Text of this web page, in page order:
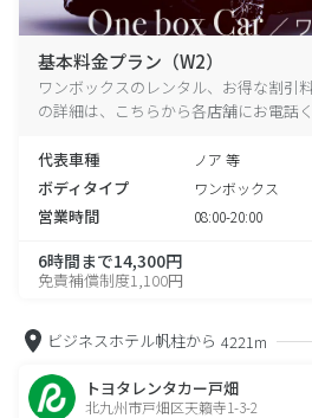
基本料金プラン（W2）
ワンボックスのレンタル、お得な割引
の詳細は、こちらから各店舗にお電話く
代表車種 ノア 等
ボディタイプ ワンボックス
営業時間 08:00-20:00
6時間まで14,300円
免責補償制度1,100円
ビジネスホテル帆柱から 4221m
トヨタレンタカー戸畑
北九州市戸畑区天籟寺1-3-2